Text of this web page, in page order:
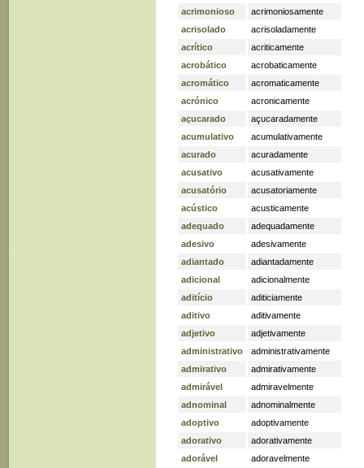
acrimonioso
acrimoniosamente
acrisolado
acrisoladamente
acrítico
acriticamente
acrobático
acrobaticamente
acromático
acromaticamente
acrónico
acronicamente
açucarado
açucaradamente
acumulativo
acumulativamente
acurado
acuradamente
acusativo
acusativamente
acusatório
acusatoriamente
acústico
acusticamente
adequado
adequadamente
adesivo
adesivamente
adiantado
adiantadamente
adicional
adicionalmente
aditício
aditiciamente
aditivo
aditivamente
adjetivo
adjetivamente
administrativo
administrativamente
admirativo
admirativamente
admirável
admiravelmente
adnominal
adnominalmente
adoptivo
adoptivamente
adorativo
adorativamente
adorável
adoravelmente